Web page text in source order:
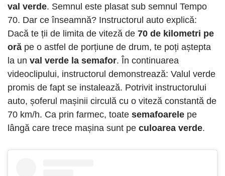
val verde. Semnul este plasat sub semnul Tempo
70. Dar ce înseamnă? Instructorul auto explică:
Dacă te ții de limita de viteză de 70 de kilometri pe
oră pe o astfel de porțiune de drum, te poți aștepta
la un val verde la semafor. În continuarea
videoclipului, instructorul demonstrează: Valul verde
promis de fapt se instalează. Potrivit instructorului
auto, șoferul mașinii circulă cu o viteză constantă de
70 km/h. Ca prin farmec, toate semafoarele pe
lângă care trece mașina sunt pe culoarea verde.